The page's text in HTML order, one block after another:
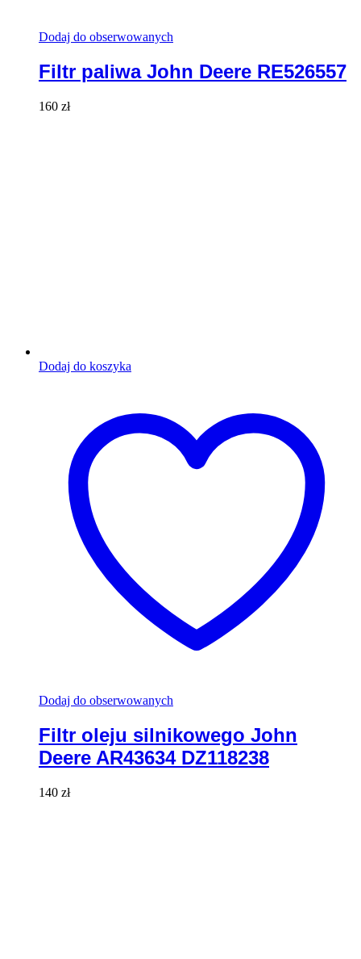
Dodaj do obserwowanych
Filtr paliwa John Deere RE526557
160 zł
Dodaj do koszyka
Dodaj do obserwowanych
Filtr oleju silnikowego John
Deere AR43634 DZ118238
140 zł